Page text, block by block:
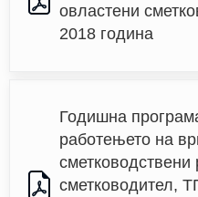
овластени
2018 година
Годишна
работењето на
сметководител,